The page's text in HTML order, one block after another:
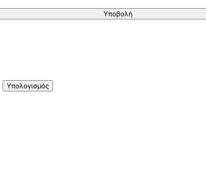
Υποβολή
Υπολογισμός